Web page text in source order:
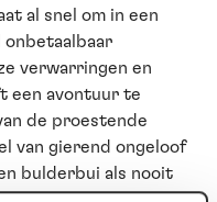
al snel om in een
onbetaalbaar
verwarringen en
een avontuur te
de proestende
van gierend ongeloof
bulderbui als nooit